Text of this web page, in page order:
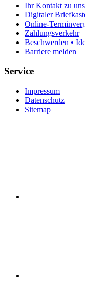
Ihr Kontakt zu uns
Digitaler
Online-
Zahlungsverkehr
Beschwerden •
Barriere melden
Service
Impressum
Datenschutz
Sitemap